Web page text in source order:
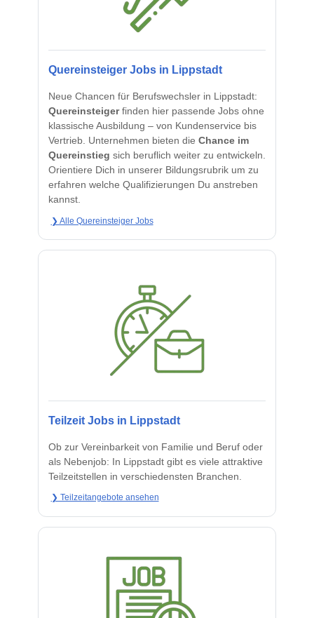
Quereinsteiger Jobs in Lippstadt
Neue Chancen für Berufswechsler in Lippstadt:
Quereinsteigerfinden hier passende Jobs ohne
klassische Ausbildung – von Kundenservice bis
Vertrieb. Unternehmen bieten die Chance im
Quereinstieg sich beruflich weiter zu entwickeln.
Orientiere Dich in unserer Bildungsrubrik um zu
erfahren welche Qualifizierungen Du anstreben
kannst.
❯ Alle Quereinsteiger Jobs
Teilzeit Jobs in Lippstadt
Ob zur Vereinbarkeit von Familie und Beruf oder
als Nebenjob: In Lippstadt gibt es viele attraktive
Teilzeitstellen in verschiedensten Branchen.
❯ Teilzeitangebote ansehen